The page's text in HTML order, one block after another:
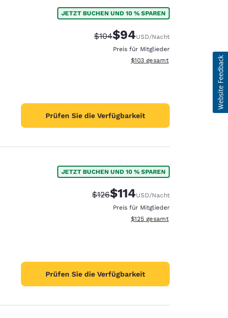
JETZT BUCHEN UND 10 % SPAREN
Durchgestrichener Preis:
$104Vergünstigter Preis:
$94USD/Nacht
Preis für Mitglieder
Geschätzte Gesamtdetails
$103 gesamt
Prüfen Sie die Verfügbarkeit
JETZT BUCHEN UND 10 % SPAREN
Durchgestrichener Preis:
$126Vergünstigter Preis:
$114USD/Nacht
Preis für Mitglieder
Geschätzte Gesamtdetails
$125 gesamt
Prüfen Sie die Verfügbarkeit